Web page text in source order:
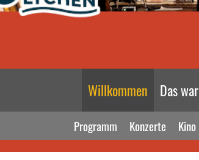
Willkommen Das war
Programm Konzerte Kino